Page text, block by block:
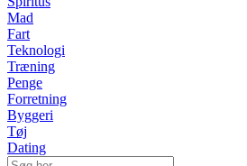
Mad
Fart
Teknologi
Træning
Penge
Forretning
Byggeri
Tøj
Dating